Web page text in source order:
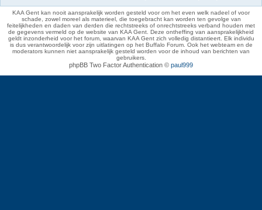
KAA Gent kan nooit aansprakelijk worden gesteld voor om het even welk nadeel of voor
schade, zowel moreel als materieel, die toegebracht kan worden ten gevolge van
feitelijkheden en daden van derden die rechtstreeks of onrechtstreeks verband houden met
de gegevens vermeld op de website van KAA Gent. Deze ontheffing van aansprakelijkheid
geldt inzonderheid voor het forum, waarvan KAA Gent zich volledig distantieert. Elk individu
is dus verantwoordelijk voor zijn uitlatingen op het Buffalo Forum. Ook het webteam en de
moderators kunnen niet aansprakelijk gesteld worden voor de inhoud van berichten van
gebruikers.
phpBB Two Factor Authentication © paul999